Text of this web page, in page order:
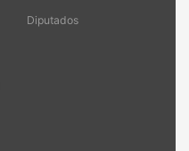
Diputados